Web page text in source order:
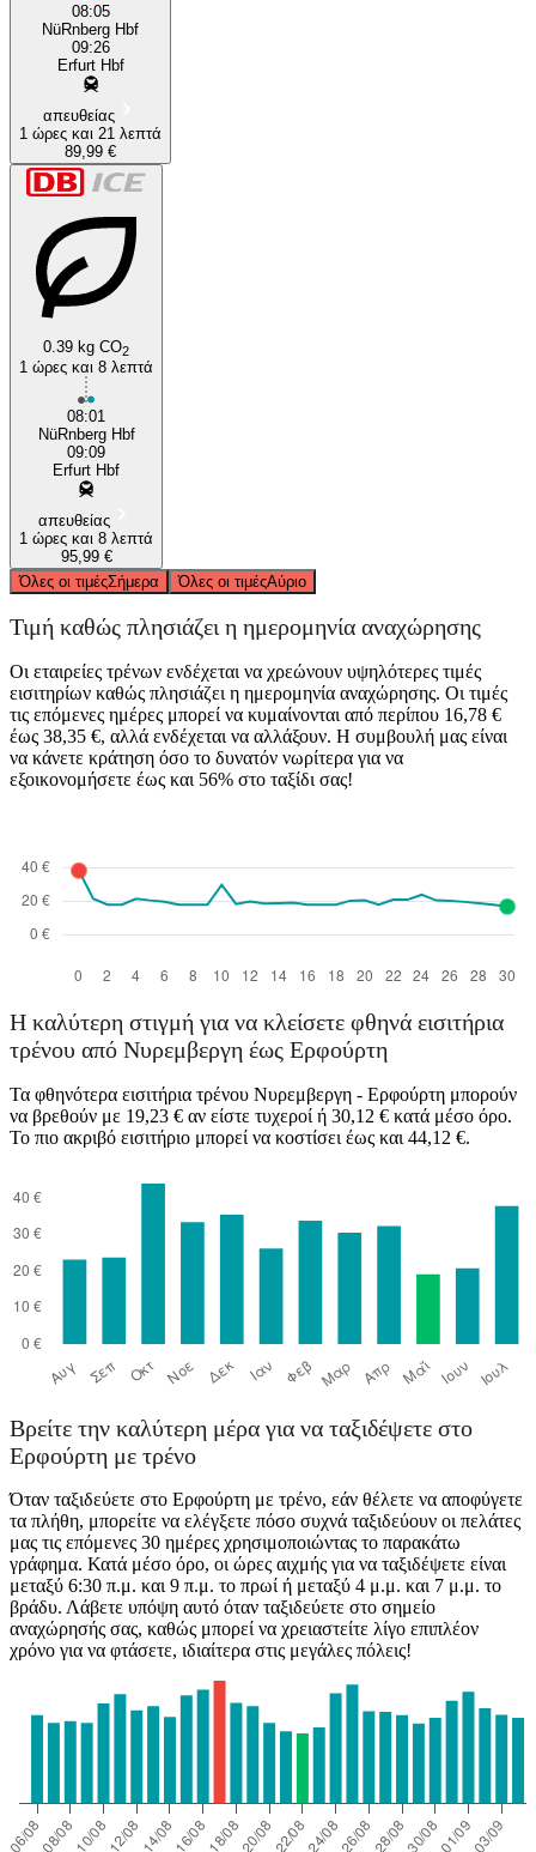
08:05
NüRnberg Hbf
09:26
Erfurt Hbf
απευθείας
1 ώρες και 21 λεπτά
89,99 €
0.39 kg CO2
1 ώρες και 8 λεπτά
08:01
NüRnberg Hbf
09:09
Erfurt Hbf
απευθείας
1 ώρες και 8 λεπτά
95,99 €
Όλες οι τιμέςΣήμερα Όλες οι τιμέςΑύριο
Τιμή καθώς πλησιάζει η ημερομηνία αναχώρησης
Οι εταιρείες τρένων ενδέχεται να χρεώνουν υψηλότερες τιμές
εισιτηρίων καθώς πλησιάζει η ημερομηνία αναχώρησης. Οι τιμές
τις επόμενες ημέρες μπορεί να κυμαίνονται από περίπου 16,78 €
έως 38,35 €, αλλά ενδέχεται να αλλάξουν. Η συμβουλή μας είναι
να κάνετε κράτηση όσο το δυνατόν νωρίτερα για να
εξοικονομήσετε έως και 56% στο ταξίδι σας!
Η καλύτερη στιγμή για να κλείσετε φθηνά εισιτήρια
τρένου από Νυρεμβεργη έως Ερφούρτη
Τα φθηνότερα εισιτήρια τρένου Νυρεμβεργη - Ερφούρτη μπορούν
να βρεθούν με 19,23 € αν είστε τυχεροί ή 30,12 € κατά μέσο όρο.
Το πιο ακριβό εισιτήριο μπορεί να κοστίσει έως και 44,12 €.
Βρείτε την καλύτερη μέρα για να ταξιδέψετε στο
Ερφούρτη με τρένο
Όταν ταξιδεύετε στο Ερφούρτη με τρένο, εάν θέλετε να αποφύγετε
τα πλήθη, μπορείτε να ελέγξετε πόσο συχνά ταξιδεύουν οι πελάτες
μας τις επόμενες 30 ημέρες χρησιμοποιώντας το παρακάτω
γράφημα. Κατά μέσο όρο, οι ώρες αιχμής για να ταξιδέψετε είναι
μεταξύ 6:30 π.μ. και 9 π.μ. το πρωί ή μεταξύ 4 μ.μ. και 7 μ.μ. το
βράδυ. Λάβετε υπόψη αυτό όταν ταξιδεύετε στο σημείο
αναχώρησής σας, καθώς μπορεί να χρειαστείτε λίγο επιπλέον
χρόνο για να φτάσετε, ιδιαίτερα στις μεγάλες πόλεις!